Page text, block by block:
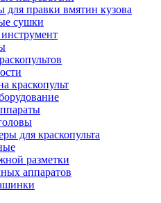
для правки вмятин кузова
сушки
краскопульт
для краскопульта
разметки
аппаратов